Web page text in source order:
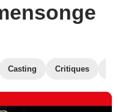
Casting Critiques